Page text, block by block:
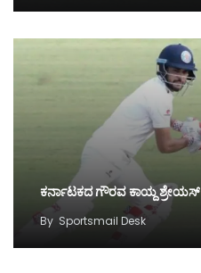
ಕರ್ನಾಟಕದ ಗೌರವ ಕಾಯ್ದ ಶ್ರೇಯಸ್
By Sportsmail Desk